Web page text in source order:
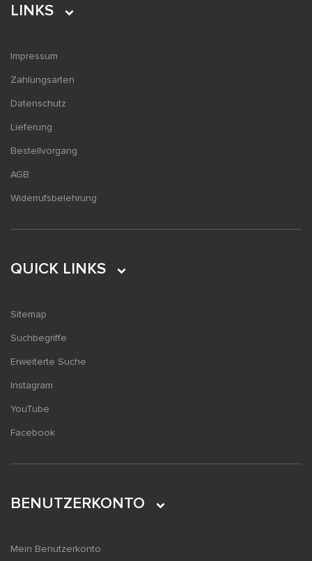
LINKS
Impressum
Zahlungsarten
Datenschutz
Lieferung
Bestellvorgang
AGB
Widerrufsbelehrung
QUICK LINKS
Sitemap
Suchbegriffe
Erweiterte Suche
Instagram
YouTube
Facebook
BENUTZERKONTO
Mein Benutzerkonto